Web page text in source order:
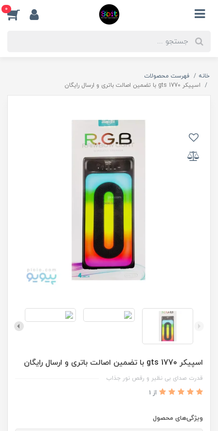
0
خانه
فهرست محصولات
اسپیکر gts 1770 با تضمین اصالت باتری و ارسال رایگان
اسپیکر gts 1770 با تضمین اصالت باتری و ارسال رایگان
قدرت صدای بی نظیر و رقص نور جذاب
از 1
ویژگی‌های محصول